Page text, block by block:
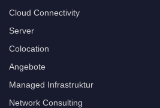
Cloud Connectivity
Server
Colocation
Angebote
Managed Infrastruktur
Network Consulting